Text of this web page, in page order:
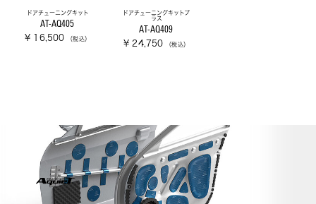
ドアチューニングキット
AT-AQ405
¥ 16,500 （税込）
ドアチューニングキットプ
ラス
AT-AQ409
¥ 24,750 （税込）